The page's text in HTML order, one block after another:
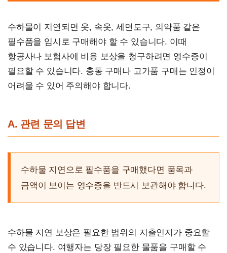
수하물이 지연되면 옷, 속옷, 세면도구, 의약품 같은
필수품을 임시로 구매해야 할 수 있습니다. 이때
항공사나 보험사에 비용 보상을 청구하려면 영수증이
필요할 수 있습니다. 충동 구매나 고가품 구매는 인정이
어려울 수 있어 주의해야 합니다.
A. 관련 문의 답변
수하물 지연으로 필수품을 구매했다면 품목과
금액이 보이는 영수증을 반드시 보관해야 합니다.
수하물 지연 보상은 필요한 범위의 지출인지가 중요할
수 있습니다. 여행자는 당장 필요한 물품을 구매할 수